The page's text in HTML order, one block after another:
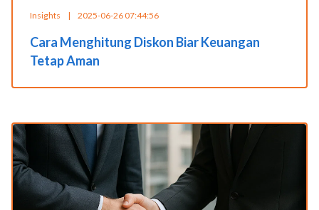
Insights | 2025-06-26 07:44:56
Cara Menghitung Diskon Biar Keuangan
Tetap Aman